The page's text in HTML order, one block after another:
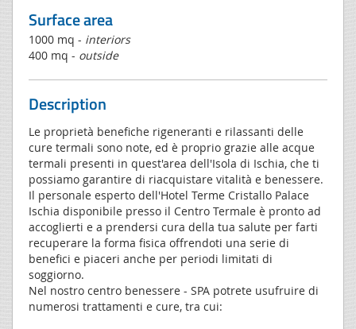
Surface area
1000 mq - interiors
400 mq - outside
Description
Le proprietà benefiche rigeneranti e rilassanti delle
cure termali sono note, ed è proprio grazie alle acque
termali presenti in quest'area dell'Isola di Ischia, che ti
possiamo garantire di riacquistare vitalità e benessere.
Il personale esperto dell'Hotel Terme Cristallo Palace
Ischia disponibile presso il Centro Termale è pronto ad
accoglierti e a prendersi cura della tua salute per farti
recuperare la forma fisica offrendoti una serie di
benefici e piaceri anche per periodi limitati di
soggiorno.
Nel nostro centro benessere - SPA potrete usufruire di
numerosi trattamenti e cure, tra cui: